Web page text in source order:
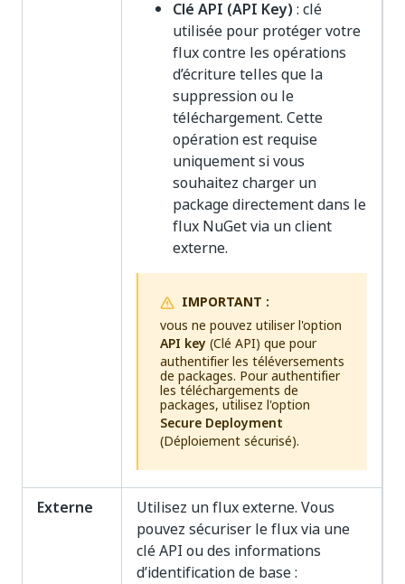
Clé API (API Key) : clé
utilisée pour protéger votre
flux contre les opérations
d’écriture telles que la
suppression ou le
téléchargement. Cette
opération est requise
uniquement si vous
souhaitez charger un
package directement dans le
flux NuGet via un client
externe.
IMPORTANT :
vous ne pouvez utiliser l'option
API key(Clé API) que pour
authentifier les téléversements
de packages. Pour authentifier
les téléchargements de
packages, utilisez l'option
Secure Deployment
(Déploiement sécurisé).
Externe
Utilisez un flux externe. Vous
pouvez sécuriser le flux via une
clé API ou des informations
d’identification de base :